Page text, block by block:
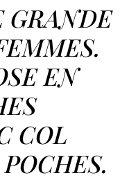
GRANDE
EN
COL